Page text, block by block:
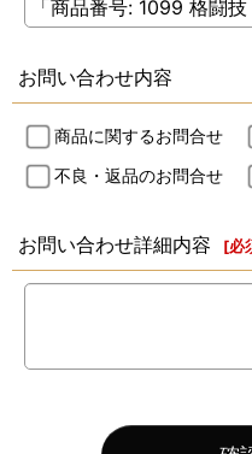
お問い合わせ内容
商品に関するお問合せ
不良・返品のお問合せ
お問い合わせ詳細内容 [必